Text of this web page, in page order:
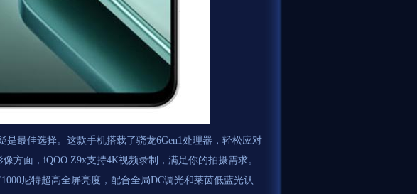
最佳选择。这款手机搭载了骁龙6Gen1处理器，轻松应对
方面，iQOO Z9x支持4K视频录制，满足你的拍摄需求。
尼特超高全屏亮度，配合全局DC调光和莱茵低蓝光认